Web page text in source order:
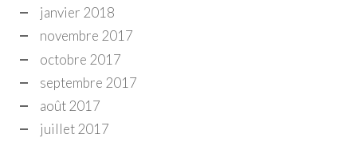
janvier 2018
novembre 2017
octobre 2017
septembre 2017
août 2017
juillet 2017